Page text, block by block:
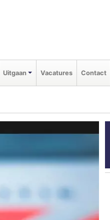
Uitgaan Vacatures Contact